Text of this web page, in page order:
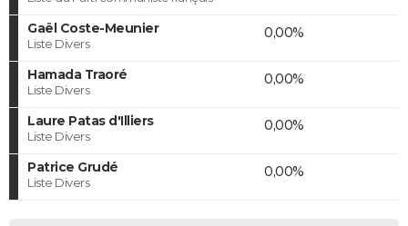
Gaël Coste-Meunier
Liste Divers
0,00%
Hamada Traoré
Liste Divers
0,00%
Laure Patas d'Illiers
Liste Divers
0,00%
Patrice Grudé
Liste Divers
0,00%